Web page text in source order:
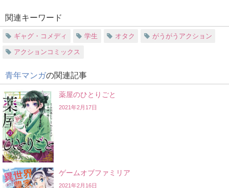
関連キーワード
ギャグ・コメディ 学生 オタク がうがうアクション
アクションコミックス
青年マンガの関連記事
薬屋のひとりごと
2021年2月17日
ゲームオブファミリア
2021年2月16日